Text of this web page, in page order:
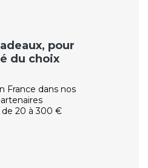
pour
du choix
France dans nos
de 20 à 300 €